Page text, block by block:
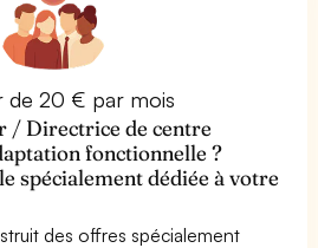
de 20 € par mois
/ Directrice de centre
fonctionnelle ?
spécialement dédiée à votre
des offres spécialement